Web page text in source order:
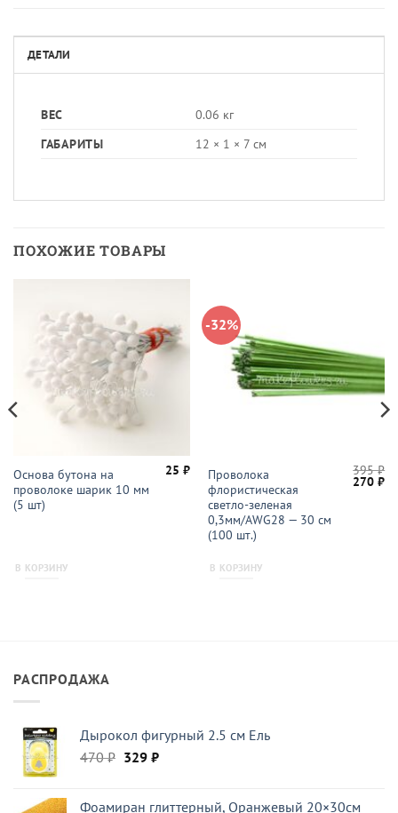
ДЕТАЛИ
ВЕС
0.06 кг
ГАБАРИТЫ
12 × 1 × 7 см
ПОХОЖИЕ ТОВАРЫ
Основа бутона на
проволоке шарик 10 мм
(5 шт)
25₽
В КОРЗИНУ
-32%
Проволока
флористическая
светло-зеленая
0,3мм/AWG28 — 30 см
(100 шт.)
395₽
270₽
В КОРЗИНУ
₽.
РАСПРОДАЖА
Дырокол фигурный 2.5 см Ель
470₽ Первоначальная
329 ₽Текущая
Фоамиран глиттерный, Оранжевый 20×30см